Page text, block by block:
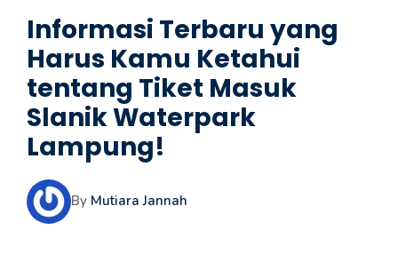
Informasi Terbaru yang
Harus Kamu Ketahui
tentang Tiket Masuk
Slanik Waterpark
Lampung!
By Mutiara Jannah